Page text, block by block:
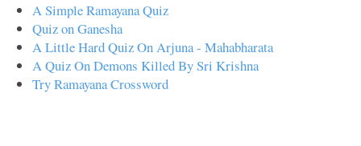
A Simple Ramayana Quiz
Quiz on Ganesha
A Little Hard Quiz On Arjuna - Mahabharata
A Quiz On Demons Killed By Sri Krishna
Try Ramayana Crossword